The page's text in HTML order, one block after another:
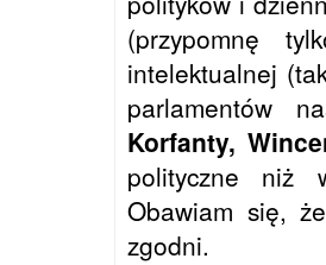
(przypomnę
intelektualnej
parlamentów
Korfanty,
polityczne niż
Obawiam się,
zgodni.